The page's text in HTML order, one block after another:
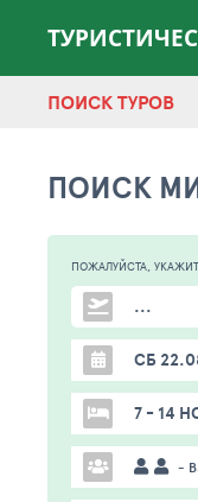
ПОИСК ТУРОВ
ПОИСК
ПОЖАЛУЙСТА,
...
СБ
7 - 14
-